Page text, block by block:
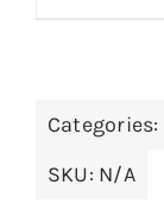
Categories:
SKU: N/A